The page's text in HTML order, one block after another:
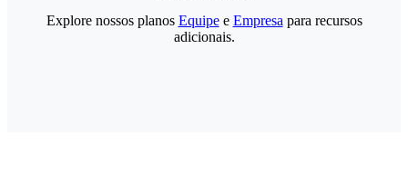
Explore nossos planos Equipee Empresa para recursos
adicionais.